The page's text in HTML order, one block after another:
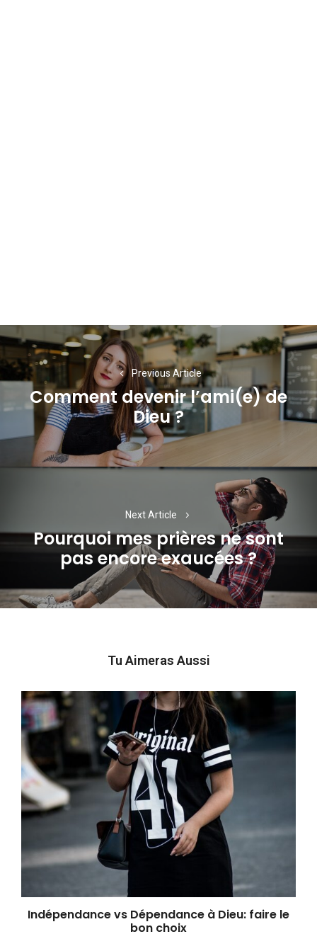
Navigation
de
l’article
Previous Article
Previous
post:
Comment devenir l’ami(e) de
Dieu ?
Next Article
Next
post:
Pourquoi mes prières ne sont
pas encore exaucées ?
Tu Aimeras Aussi
Indépendance vs Dépendance à Dieu: faire le
bon choix